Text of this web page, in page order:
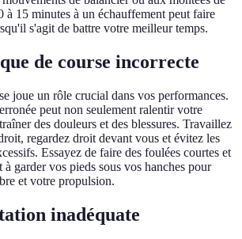
à 15 minutes à un échauffement peut faire
s'agit de battre votre meilleur temps.
de course incorrecte
joue un rôle crucial dans vos performances.
peut non seulement ralentir votre
des douleurs et des blessures. Travaillez
regardez droit devant vous et évitez les
Essayez de faire des foulées courtes et
garder vos pieds sous vos hanches pour
et votre propulsion.
inadéquate